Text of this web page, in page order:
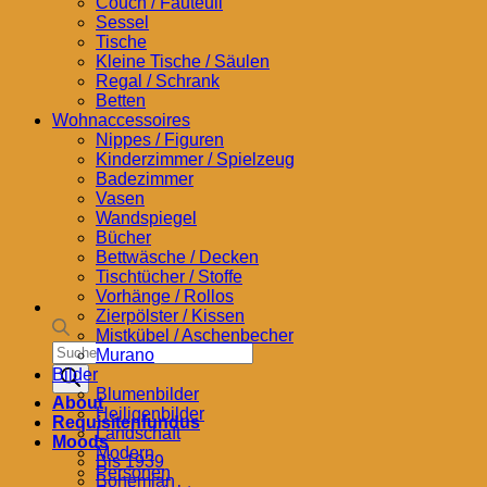
Products
search
About
Requisitenfundus
Moods
Bis 1939
Bohemian
Sessel
Tische
Kleine Tische / Säulen
Regal / Schrank
Betten
Wohnaccessoires
Nippes / Figuren
Kinderzimmer / Spielzeug
Badezimmer
Vasen
Wandspiegel
Bücher
Bettwäsche / Decken
Tischtücher / Stoffe
Vorhänge / Rollos
Zierpölster / Kissen
Mistkübel / Aschenbecher
Murano
Bilder
Blumenbilder
Heiligenbilder
Landschaft
Modern
Personen